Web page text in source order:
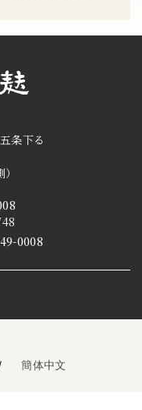
条下る
0008
簡体中文